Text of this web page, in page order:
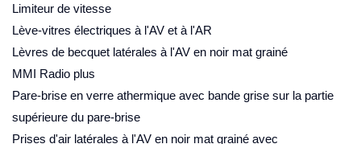
Limiteur de vitesse
Lève-vitres électriques à l'AV et à l'AR
Lèvres de becquet latérales à l'AV en noir mat grainé
MMI Radio plus
Pare-brise en verre athermique avec bande grise sur la partie
supérieure du pare-brise
Prises d'air latérales à l'AV en noir mat grainé avec